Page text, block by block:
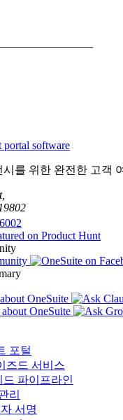
를 위한 완전한 고객
포털
즈드 서비스
드 파이프라인
리
서명